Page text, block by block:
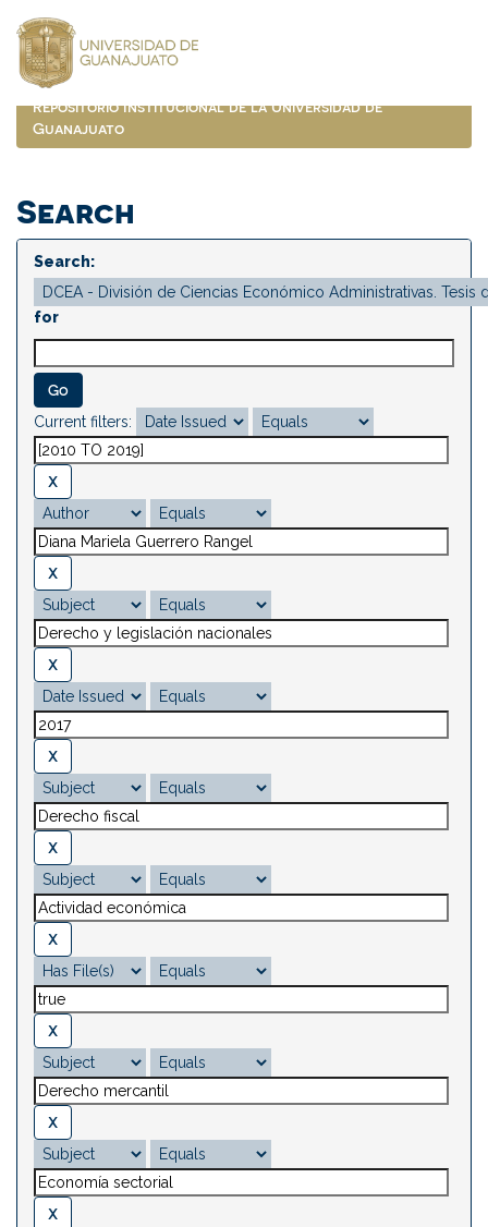
navigation
Repositorio Institucional de la Universidad de
Guanajuato
Search
Search:
for
Current filters: